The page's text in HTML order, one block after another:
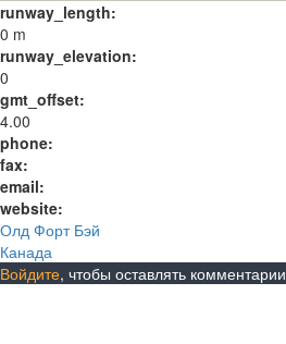
runway_length:
0 m
runway_elevation:
0
gmt_offset:
4.00
phone:
fax:
email:
website:
Олд Форт Бэй
Канада
Войдите, чтобы оставлять комментарии